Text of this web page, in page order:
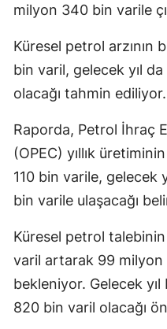
milyon 340 bin varile
Küresel petrol arzının
bin varil, gelecek yıl
olacağı tahmin ediliyor.
Raporda, Petrol İhraç
(OPEC) yıllık
110 bin varile, gelecek
bin varile ulaşacağı
Küresel petrol
varil artarak 99 milyon
bekleniyor. Gelecek
820 bin varil olacağı